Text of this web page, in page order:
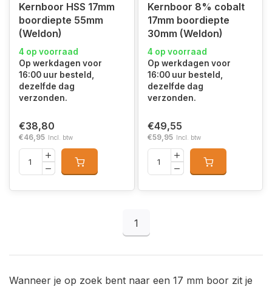
Kernboor HSS 17mm
boordiepte 55mm
(Weldon)
4 op voorraad
Op werkdagen voor
16:00 uur besteld,
dezelfde dag
verzonden.
€38,80
€46,95 Incl. btw
Kernboor 8% cobalt
17mm boordiepte
30mm (Weldon)
4 op voorraad
Op werkdagen voor
16:00 uur besteld,
dezelfde dag
verzonden.
€49,55
€59,95 Incl. btw
1
Wanneer je op zoek bent naar een 17 mm boor zit je